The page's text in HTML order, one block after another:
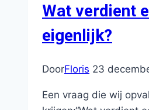
is
geen
detailfout.
Wat verdient
eigenlijk?
DoorFloris 23
Een vraag die wij